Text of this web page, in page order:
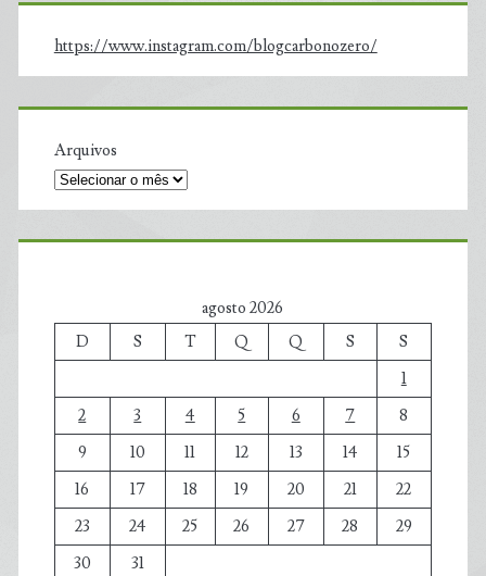
https://www.instagram.com/blogcarbonozero/
Arquivos
agosto 2026
D
S T Q Q S
S
1
2
3 4 5 6 7
8
9
10 11 12 13 14
15
16
17 18 19 20 21
22
23
24 25 26 27 28
29
30
31